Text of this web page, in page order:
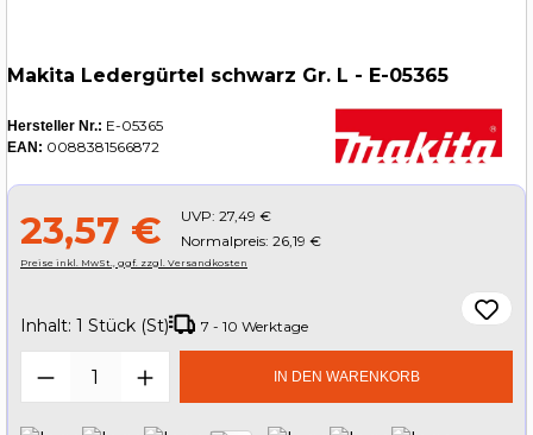
Makita Ledergürtel schwarz Gr. L - E-05365
Hersteller Nr.: E-05365
EAN: 0088381566872
23,57 € UVP: 27,49 €
Normalpreis: 26,19 €
Preise inkl. MwSt., ggf. zzgl. Versandkosten
Inhalt: 1 Stück (St) 7 - 10 Werktage
Produkt Anzahl: Gib denIN DEN WARENKORB